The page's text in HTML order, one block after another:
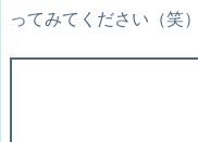
ってみてください（笑）